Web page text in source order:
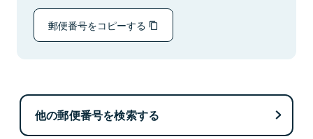
郵便番号をコピーする
他の郵便番号を検索する